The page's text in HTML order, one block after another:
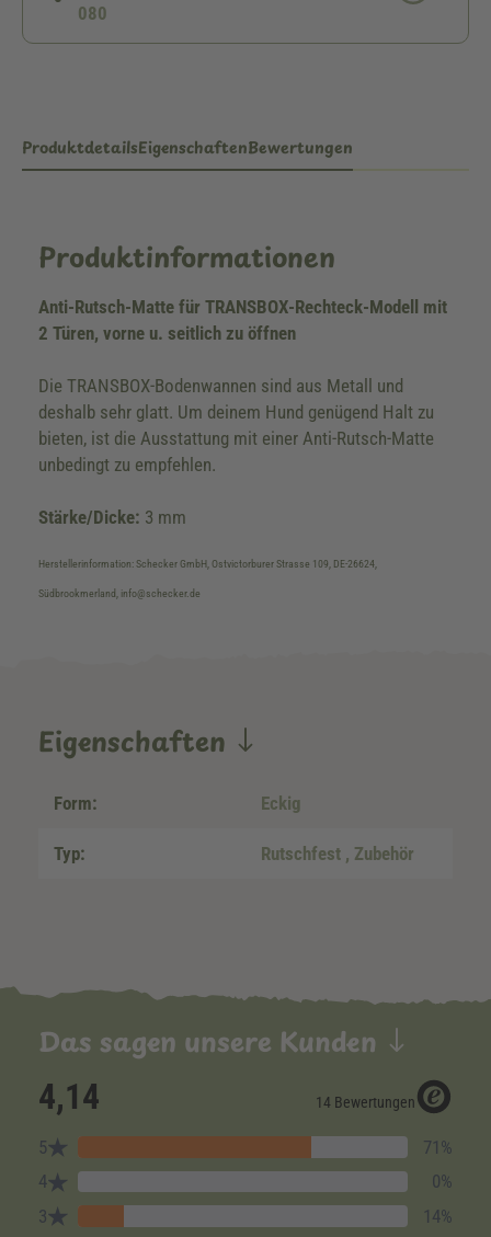
080
ProduktdetailsEigenschaftenBewertungen
Produktinformationen
Anti-Rutsch-Matte für TRANSBOX-Rechteck-Modell mit
2 Türen, vorne u. seitlich zu öffnen
Die TRANSBOX-Bodenwannen sind aus Metall und
deshalb sehr glatt. Um deinem Hund genügend Halt zu
bieten, ist die Ausstattung mit einer Anti-Rutsch-Matte
unbedingt zu empfehlen.
Stärke/Dicke: 3 mm
Herstellerinformation: Schecker GmbH, Ostvictorburer Strasse 109, DE-26624,
Südbrookmerland, info@schecker.de
Eigenschaften
Form: Eckig
Typ: Rutschfest , Zubehör
Das sagen unsere Kunden